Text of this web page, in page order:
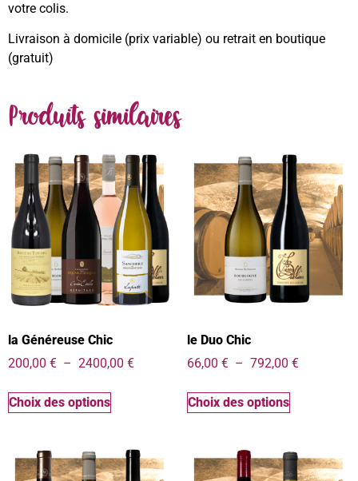
votre colis.
Livraison à domicile (prix variable) ou retrait en boutique
(gratuit)
Produits similaires
la Généreuse Chic
200,00 € – 2400,00 €
Choix des options
le Duo Chic
66,00 € – 792,00 €
Choix des options